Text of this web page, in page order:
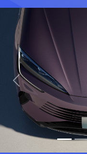
Предыдущая